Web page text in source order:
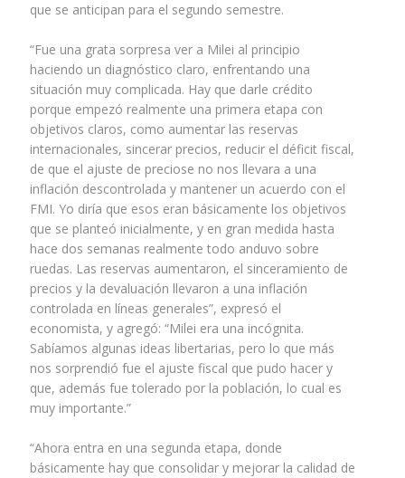
que se anticipan para el segundo semestre.
“Fue una grata sorpresa ver a Milei al principio
haciendo un diagnóstico claro, enfrentando una
situación muy complicada. Hay que darle crédito
porque empezó realmente una primera etapa con
objetivos claros, como aumentar las reservas
internacionales, sincerar precios, reducir el déficit fiscal,
de que el ajuste de preciose no nos llevara a una
inflación descontrolada y mantener un acuerdo con el
FMI. Yo diría que esos eran básicamente los objetivos
que se planteó inicialmente, y en gran medida hasta
hace dos semanas realmente todo anduvo sobre
ruedas. Las reservas aumentaron, el sinceramiento de
precios y la devaluación llevaron a una inflación
controlada en líneas generales”, expresó el
economista, y agregó: “Milei era una incógnita.
Sabíamos algunas ideas libertarias, pero lo que más
nos sorprendió fue el ajuste fiscal que pudo hacer y
que, además fue tolerado por la población, lo cual es
muy importante.”
“Ahora entra en una segunda etapa, donde
básicamente hay que consolidar y mejorar la calidad de